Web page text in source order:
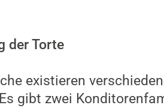
der Torte
existieren
gibt zwei